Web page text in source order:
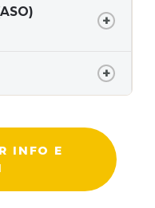
INFO E